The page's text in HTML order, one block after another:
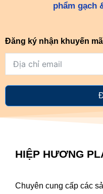
phẩm gạch
Đăng ký nhận khuyến
HIỆP HƯƠNG
Chuyên cung cấp các